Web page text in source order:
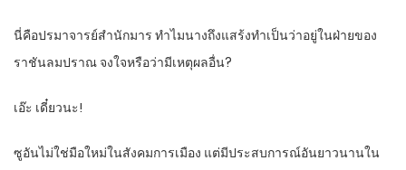
นี่คือปรมาจารย์สำนักมาร ทำไมนางถึงแสร้งทำเป็นว่าอยู่ในฝ่ายของ
ราชันลมปราณ จงใจหรือว่ามีเหตุผลอื่น?
เอ๊ะ เดี๋ยวนะ!
ซูอันไม่ใช่มือใหม่ในสังคมการเมือง แต่มีประสบการณ์อันยาวนานใน